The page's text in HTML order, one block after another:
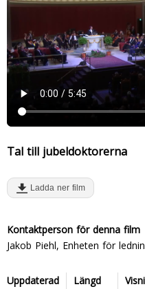
Tal till jubeldoktorerna
Ladda ner film
Kontaktperson för denna film
Jakob Piehl, Enheten för
Uppdaterad
Längd